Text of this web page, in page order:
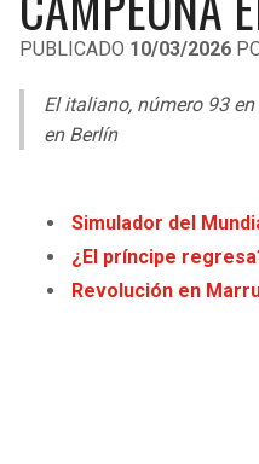
PUBLICADO 10/03/2026
El italiano, número 93
en Berlín
Simulador del
¿El príncipe
Revolución en